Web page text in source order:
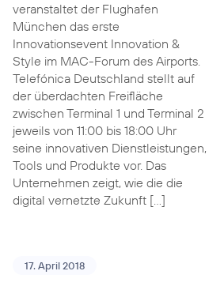
veranstaltet der Flughafen
München das erste
Innovationsevent Innovation &
Style im MAC-Forum des Airports.
Telefónica Deutschland stellt auf
der überdachten Freifläche
zwischen Terminal 1 und Terminal 2
jeweils von 11:00 bis 18:00 Uhr
seine innovativen Dienstleistungen,
Tools und Produkte vor. Das
Unternehmen zeigt, wie die die
digital vernetzte Zukunft […]
17. April 2018